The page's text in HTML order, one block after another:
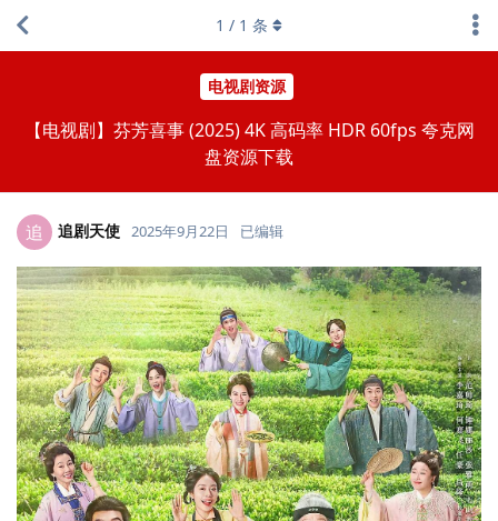
电视剧资源
【电视剧】芬芳喜事 (2025) 4K 高码率 HDR 60fps 夸克网
盘资源下载
1 / 1 条
追 追剧天使 2025年9月22日 已编辑